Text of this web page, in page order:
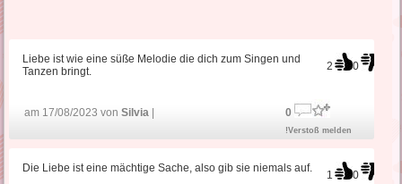
2 0
Liebe ist wie eine süße Melodie die dich zum Singen und
Tanzen bringt.
am 17/08/2023 vonSilvia 0
!Verstoß melden
1 0
Die Liebe ist eine mächtige Sache, also gib sie niemals auf.